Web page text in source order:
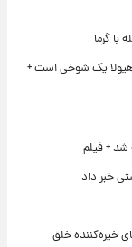
با گرما
هیولا یک شوخی است +
شد + فیلم
خبر داد
خیره‌کننده خلق